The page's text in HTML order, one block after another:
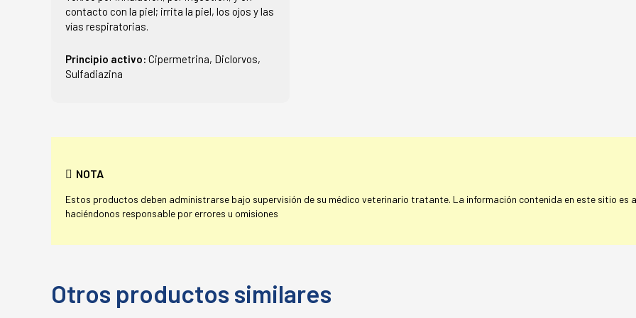
contacto con la piel; irrita la piel, los ojos y las
vías respiratorias.
Principio activo: Cipermetrina, Diclorvos,
Sulfadiazina
NOTA
Estos productos deben administrarse bajo supervisión de su médico veterinario tratante. La información contenida en este sitio es
haciéndonos responsable por errores u omisiones
Otros productos similares